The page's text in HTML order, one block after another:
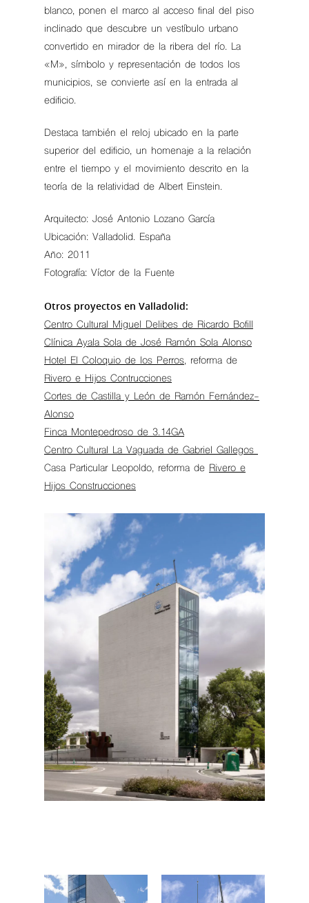
blanco, ponen el marco al acceso final del piso
inclinado que descubre un vestíbulo urbano
convertido en mirador de la ribera del río. La
«M», símbolo y representación de todos los
municipios, se convierte así en la entrada al
edificio.
Destaca también el reloj ubicado en la parte
superior del edificio, un homenaje a la relación
entre el tiempo y el movimiento descrito en la
teoría de la relatividad de Albert Einstein.
Arquitecto: José Antonio Lozano García
Ubicación: Valladolid. España
Año: 2011
Fotografía: Víctor de la Fuente
Otros proyectos en Valladolid:
Centro Cultural Miguel Delibes de Ricardo Bofill
Clínica Ayala Sola de José Ramón Sola Alonso
Hotel El Coloquio de los Perros, reforma de
Rivero e Hijos Contrucciones
Cortes de Castilla y León de Ramón Fernández-
Alonso
Finca Montepedroso de 3.14GA
Centro Cultural La Vaguada de Gabriel Gallegos
Casa Particular Leopoldo, reforma de Rivero e
Hijos Construcciones
FOTOGRAFÍA
Hoteles /
Fotografía Fase de
PERSONAL